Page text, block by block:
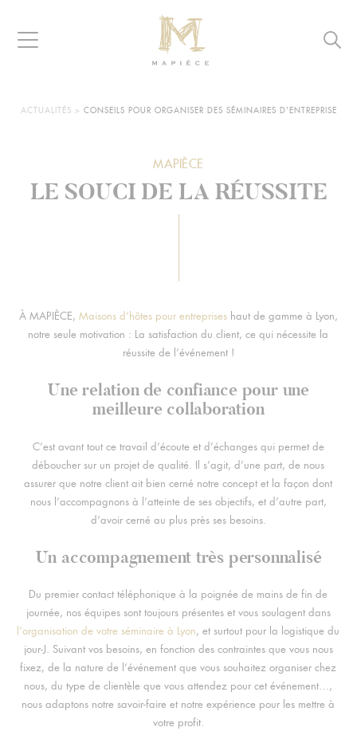
Aller à la navigation
d’hôtes
Navigation
VOUS
ACTUALITÉS > CONSEILS POUR ORGANISER DES SÉMINAIRES D'ENTREPRISE
MAPIÈCE
À MAPIÈCE, Maisons d’hôtes pour entrepriseshaut de gamme à Lyon,
notre seule motivation : La satisfaction du client, ce qui nécessite la
réussite de l’événement !
Une relation de confiance pour une
meilleure collaboration
C’est avant tout ce travail d’écoute et d’échanges qui permet de
déboucher sur un projet de qualité. Il s’agit, d’une part, de nous
assurer que notre client ait bien cerné notre concept et la façon dont
nous l’accompagnons à l’atteinte de ses objectifs, et d’autre part,
d’avoir cerné au plus près ses besoins.
Un accompagnement très personnalisé
Du premier contact téléphonique à la poignée de mains de fin de
journée, nos équipes sont toujours présentes et vous soulagent dans
l’organisation de votre séminaire à Lyon, et surtout pour la logistique du
jour-J. Suivant vos besoins, en fonction des contraintes que vous nous
fixez, de la nature de l’événement que vous souhaitez organiser chez
nous, du type de clientèle que vous attendez pour cet événement…,
nous adaptons notre savoir-faire et notre expérience pour les mettre à
votre profit.